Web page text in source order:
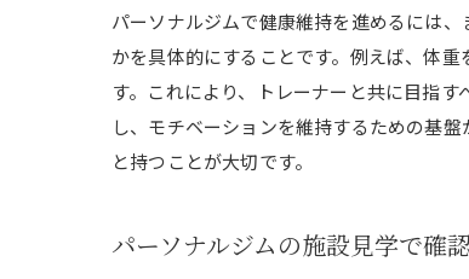
パーソナルジムで健康維持を進めるには
かを具体的にすることです。例えば、体
す。これにより、トレーナーと共に目指
し、モチベーションを維持するための基
と持つことが大切です。
パーソナルジムの施設見学で確